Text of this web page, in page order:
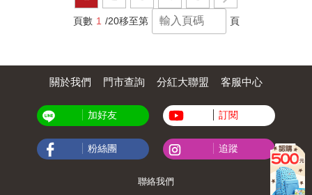
頁數 1 /20移至第 頁
關於我們 門市查詢 分紅大聯盟 客服中心
加好友 訂閱
粉絲團 追蹤
聯絡我們